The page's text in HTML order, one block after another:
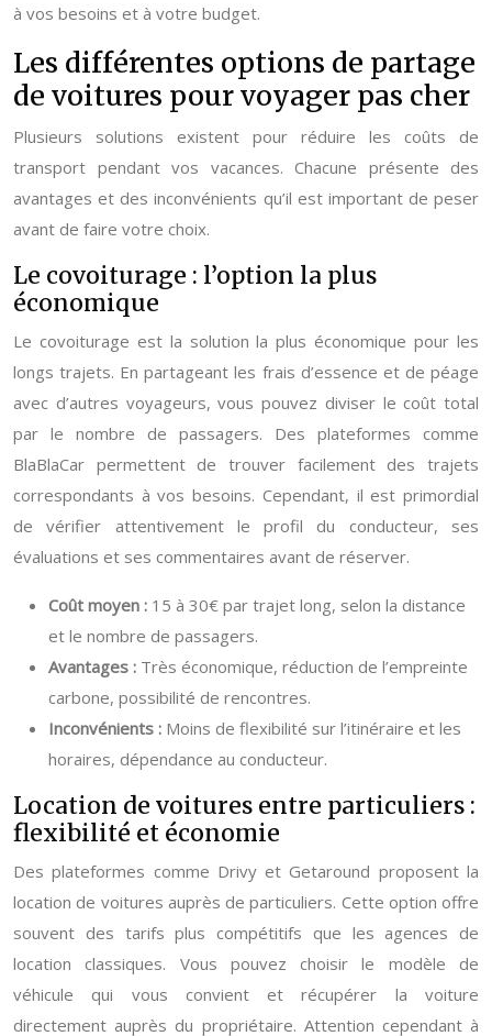
à vos besoins et à votre budget.
Les différentes options de partage
de voitures pour voyager pas cher
Plusieurs solutions existent pour réduire les coûts de
transport pendant vos vacances. Chacune présente des
avantages et des inconvénients qu’il est important de peser
avant de faire votre choix.
Le covoiturage : l’option la plus
économique
Le covoiturage est la solution la plus économique pour les
longs trajets. En partageant les frais d’essence et de péage
avec d’autres voyageurs, vous pouvez diviser le coût total
par le nombre de passagers. Des plateformes comme
BlaBlaCar permettent de trouver facilement des trajets
correspondants à vos besoins. Cependant, il est primordial
de vérifier attentivement le profil du conducteur, ses
évaluations et ses commentaires avant de réserver.
Coût moyen : 15 à 30€ par trajet long, selon la distance
et le nombre de passagers.
Avantages : Très économique, réduction de l’empreinte
carbone, possibilité de rencontres.
Inconvénients : Moins de flexibilité sur l’itinéraire et les
horaires, dépendance au conducteur.
Location de voitures entre particuliers :
flexibilité et économie
Des plateformes comme Drivy et Getaround proposent la
location de voitures auprès de particuliers. Cette option offre
souvent des tarifs plus compétitifs que les agences de
location classiques. Vous pouvez choisir le modèle de
véhicule qui vous convient et récupérer la voiture
directement auprès du propriétaire. Attention cependant à